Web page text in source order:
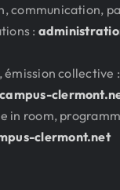
communication,
:
émission collective :
in room,
clermont.net